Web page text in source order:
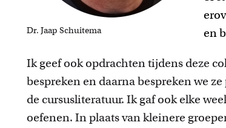
Dr. Jaap Schuitema
en
Ik geef ook opdrachten tijdens deze
bespreken en daarna bespreken we
de cursusliteratuur. Ik gaf ook elke
oefenen. In plaats van kleinere